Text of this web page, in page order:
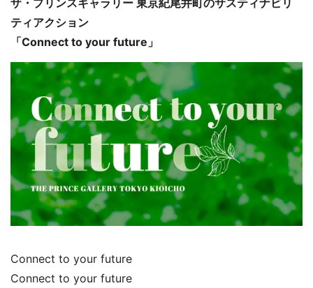
ティアクション
「Connect to your future」
Connect to your future
Connect to your future